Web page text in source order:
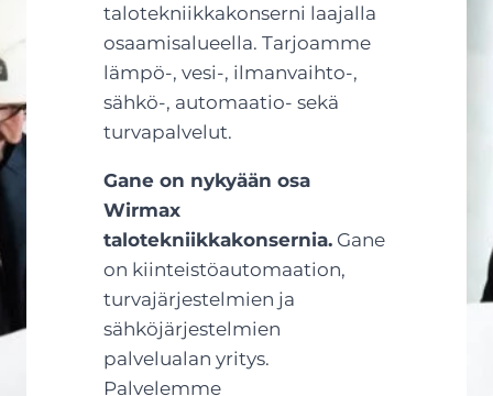
talotekniikkakonserni laajalla
osaamisalueella. Tarjoamme
lämpö-, vesi-, ilmanvaihto-,
sähkö-, automaatio- sekä
turvapalvelut.
Gane on nykyään osa
Wirmax
talotekniikkakonsernia. Gane
on kiinteistöautomaation,
turvajärjestelmien ja
sähköjärjestelmien
palvelualan yritys.
Palvelemme